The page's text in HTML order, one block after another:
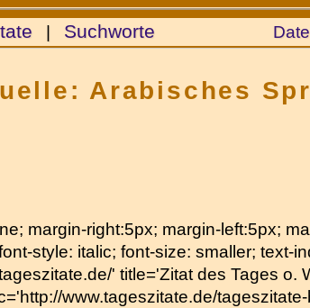
| Suchworte
Arabisches
margin-right:5px; margin-left:5px;
style: italic; font-size: smaller; text-
' title='Zitat des Tages o.
www.tageszitate.de/